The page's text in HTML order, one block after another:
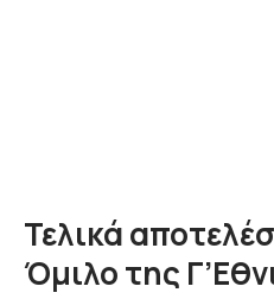
Τελικά
Όμιλο της